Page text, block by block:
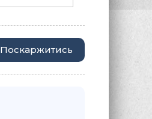
Поскаржитись